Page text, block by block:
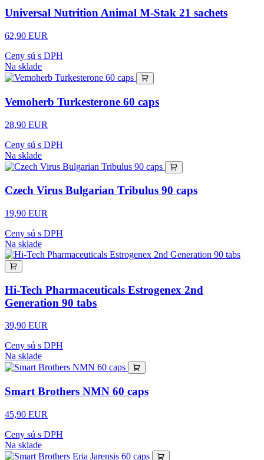
Universal Nutrition Animal M-Stak 21 sachets
62,90 EUR
Ceny sú s DPH
Na sklade
Vemoherb Turkesterone 60 caps
28,90 EUR
Ceny sú s DPH
Na sklade
Czech Virus Bulgarian Tribulus 90 caps
19,90 EUR
Ceny sú s DPH
Na sklade
Hi-Tech Pharmaceuticals Estrogenex 2nd
Generation 90 tabs
39,90 EUR
Ceny sú s DPH
Na sklade
Smart Brothers NMN 60 caps
45,90 EUR
Ceny sú s DPH
Na sklade